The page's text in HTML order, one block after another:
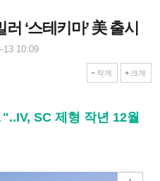
‘스테키마’ 美 출시
13 10:09
작게 크게
SC 제형 작년 12월